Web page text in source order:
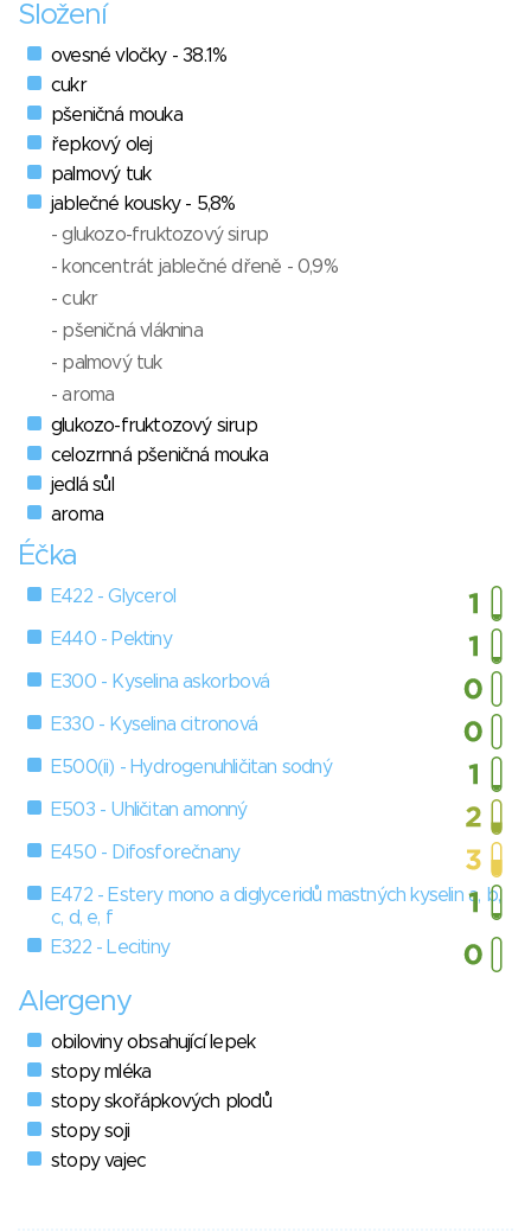
Složení
ovesné vločky - 38.1%
cukr
pšeničná mouka
řepkový olej
palmový tuk
jablečné kousky - 5,8%
- glukozo-fruktozový sirup
- koncentrát jablečné dřeně - 0,9%
- cukr
- pšeničná vláknina
- palmový tuk
- aroma
glukozo-fruktozový sirup
celozrnná pšeničná mouka
jedlá sůl
aroma
Éčka
E422 - Glycerol
E440 - Pektiny
E300 - Kyselina askorbová
E330 - Kyselina citronová
E500(ii) - Hydrogenuhličitan sodný
E503 - Uhličitan amonný
E450 - Difosforečnany
E472 - Estery mono a diglyceridů mastných kyselin a, b,
c, d, e, f
E322 - Lecitiny
Alergeny
obiloviny obsahující lepek
stopy mléka
stopy skořápkových plodů
stopy soji
stopy vajec